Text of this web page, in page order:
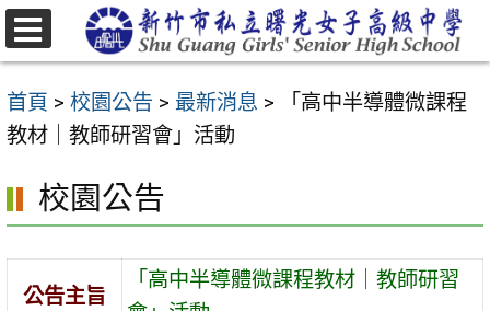
跳
至
要
內
區
首頁 > 校園公告 > 最新消息 >
「高中半導體微課程
教材｜教師研習會」活動
校園公告
公告主旨
「高中半導體微課程教材｜教師研習
選
單